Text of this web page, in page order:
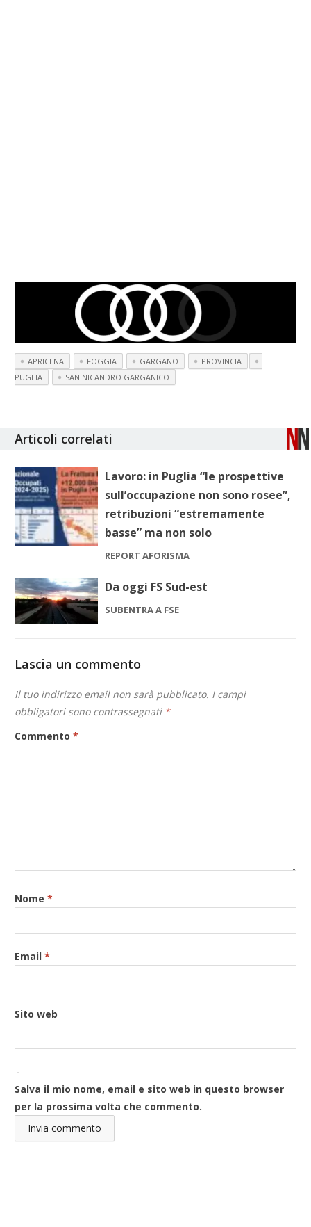
APRICENA FOGGIA GARGANO
PROVINCIA
PUGLIA
SAN NICANDRO GARGANICO
Articoli correlati
Lavoro: in Puglia “le prospettive
sull’occupazione non sono rosee”,
retribuzioni “estremamente
basse” ma non solo
REPORT AFORISMA
Da oggi FS Sud-est
SUBENTRA A FSE
Lascia un commento
Il tuo indirizzo email non sarà pubblicato. I campi
obbligatori sono contrassegnati *
Commento*
Nome*
Email*
Sito web
Salva il mio nome, email e sito web in questo browser
per la prossima volta che commento.